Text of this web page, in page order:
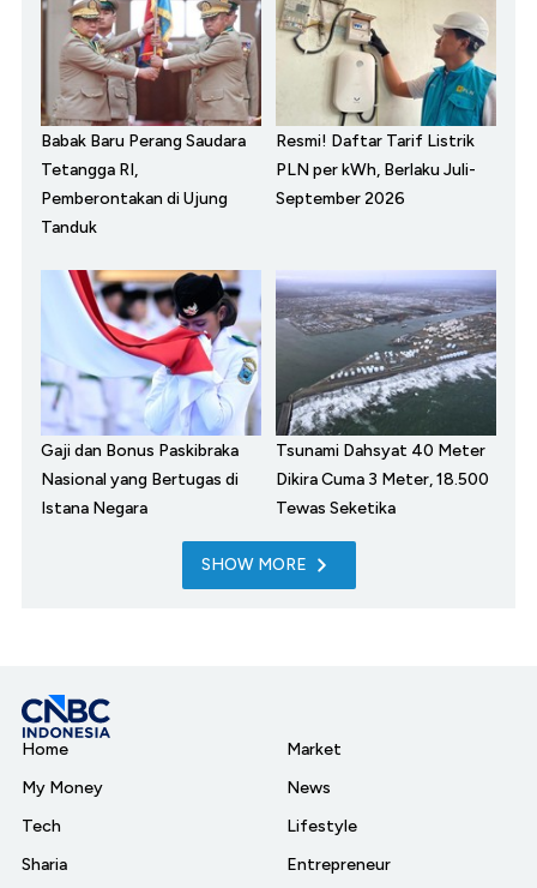
Babak Baru Perang Saudara
Tetangga RI,
Pemberontakan di Ujung
Tanduk
Resmi! Daftar Tarif Listrik
PLN per kWh, Berlaku Juli-
September 2026
Gaji dan Bonus Paskibraka
Nasional yang Bertugas di
Istana Negara
Tsunami Dahsyat 40 Meter
Dikira Cuma 3 Meter, 18.500
Tewas Seketika
SHOW MORE
Home
My Money
Tech
Sharia
Market
News
Lifestyle
Entrepreneur